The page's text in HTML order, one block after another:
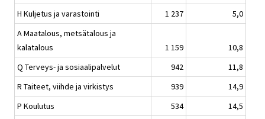
H Kuljetus ja varastointi
1 237
5,0
A Maatalous, metsätalous ja
kalatalous
1 159
10,8
Q Terveys- ja sosiaalipalvelut
942
11,8
R Taiteet, viihde ja virkistys
939
14,9
P Koulutus
534
14,5